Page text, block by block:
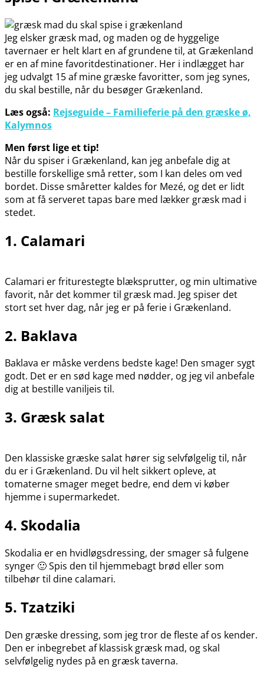
Jeg elsker græsk mad, og maden og de hyggelige
tavernaer er helt klart en af grundene til, at Grækenland
er en af mine favoritdestinationer. Her i indlægget har
jeg udvalgt 15 af mine græske favoritter, som jeg synes,
du skal bestille, når du besøger Grækenland.
Læs også: Rejseguide – Familieferie på den græske ø,
Kalymnos
Men først lige et tip!
Når du spiser i Grækenland, kan jeg anbefale dig at
bestille forskellige små retter, som I kan deles om ved
bordet. Disse småretter kaldes for Mezé, og det er lidt
som at få serveret tapas bare med lækker græsk mad i
stedet.
1. Calamari
Calamari er friturestegte blæksprutter, og min ultimative
favorit, når det kommer til græsk mad. Jeg spiser det
stort set hver dag, når jeg er på ferie i Grækenland.
2. Baklava
Baklava er måske verdens bedste kage! Den smager sygt
godt. Det er en sød kage med nødder, og jeg vil anbefale
dig at bestille vaniljeis til.
3. Græsk salat
Den klassiske græske salat hører sig selvfølgelig til, når
du er i Grækenland. Du vil helt sikkert opleve, at
tomaterne smager meget bedre, end dem vi køber
hjemme i supermarkedet.
4. Skodalia
Skodalia er en hvidløgsdressing, der smager så fulgene
synger 🙂 Spis den til hjemmebagt brød eller som
tilbehør til dine calamari.
5. Tzatziki
Den græske dressing, som jeg tror de fleste af os kender.
Den er inbegrebet af klassisk græsk mad, og skal
selvfølgelig nydes på en græsk taverna.